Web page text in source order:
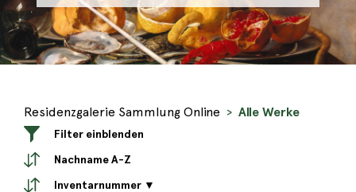
Residenzgalerie Sammlung Online Alle Werke
Filter einblenden
Nachname A-Z
Inventarnummer ▼